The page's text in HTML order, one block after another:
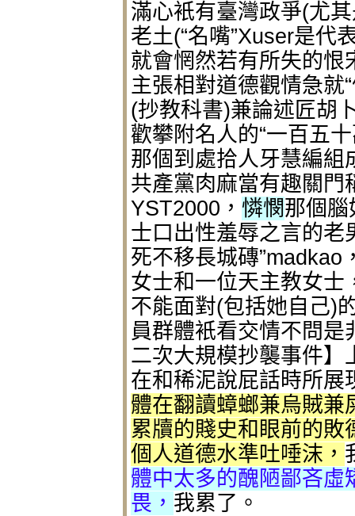
滿心衹有臺灣政爭(尤
老土(“名嘴”Xuser是代
就會惘然若有所失的
主張相對道德觀情急就
(抄教科書)兼論述匠胡
歡攀附名人的“一百五
那個到處拾人牙慧編組
共產黨肉麻當有趣關門
YST2000， 憐憫那個腦
士口出性羞辱之言的老
死不移長城磚”madkao
女士和一位天主教女士
不能面對(包括她自己)
員群體衹看交情不問
二次大規模抄襲事件】
在和稀泥說屁話時所展
體在翻讀蟑螂兼烏賊兼
累牘的賤史和眼前的敗
個人道德水準吐唾沫，
體中太多的醜陋鄙吝虛
畏， 我累了。